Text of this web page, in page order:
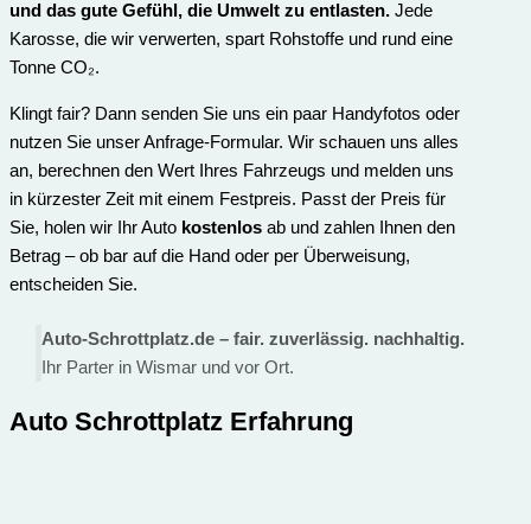
und das gute Gefühl, die Umwelt zu entlasten. Jede
Karosse, die wir verwerten, spart Rohstoffe und rund eine
Tonne CO₂.
Klingt fair? Dann senden Sie uns ein paar Handyfotos oder
nutzen Sie unser Anfrage-Formular. Wir schauen uns alles
an, berechnen den Wert Ihres Fahrzeugs und melden uns
in kürzester Zeit mit einem Festpreis. Passt der Preis für
Sie, holen wir Ihr Auto kostenlos ab und zahlen Ihnen den
Betrag – ob bar auf die Hand oder per Überweisung,
entscheiden Sie.
Auto-Schrottplatz.de – fair. zuverlässig. nachhaltig.
Ihr Parter in Wismar und vor Ort.
Auto Schrottplatz Erfahrung